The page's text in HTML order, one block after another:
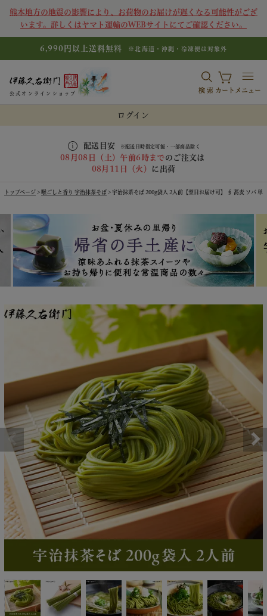
熊本地方の地震の影響により、お荷物のお届けが遅くなる可能性がござ
います。詳しくはヤマト運輸のWEBサイトにてご確認ください。
6,990円以上送料無料 ※北海道・沖縄・冷凍便は対象外
公式オンラインショップ 検索 カート メニュー
ログイン
配送目安 ※配送日時指定可能・一部商品除く
08月08日（土）午前6時までのご注文は
08月11日（火）
に出荷
トップページ 喉ごしと香り 宇治抹茶そば 宇治抹茶そば 200g袋入 2人前【翌日お届け可】 § 蕎麦 ソバ 単